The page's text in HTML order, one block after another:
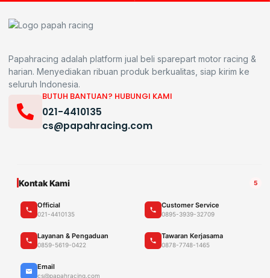
Papahracing adalah platform jual beli sparepart motor racing &
harian. Menyediakan ribuan produk berkualitas, siap kirim ke
seluruh Indonesia.
BUTUH BANTUAN? HUBUNGI KAMI
021-4410135
cs@papahracing.com
Kontak Kami 5
Official
021-4410135
Customer Service
0895-3939-32709
Layanan & Pengaduan
0859-5619-0422
Tawaran Kerjasama
0878-7748-1465
Email
cs@papahracing.com